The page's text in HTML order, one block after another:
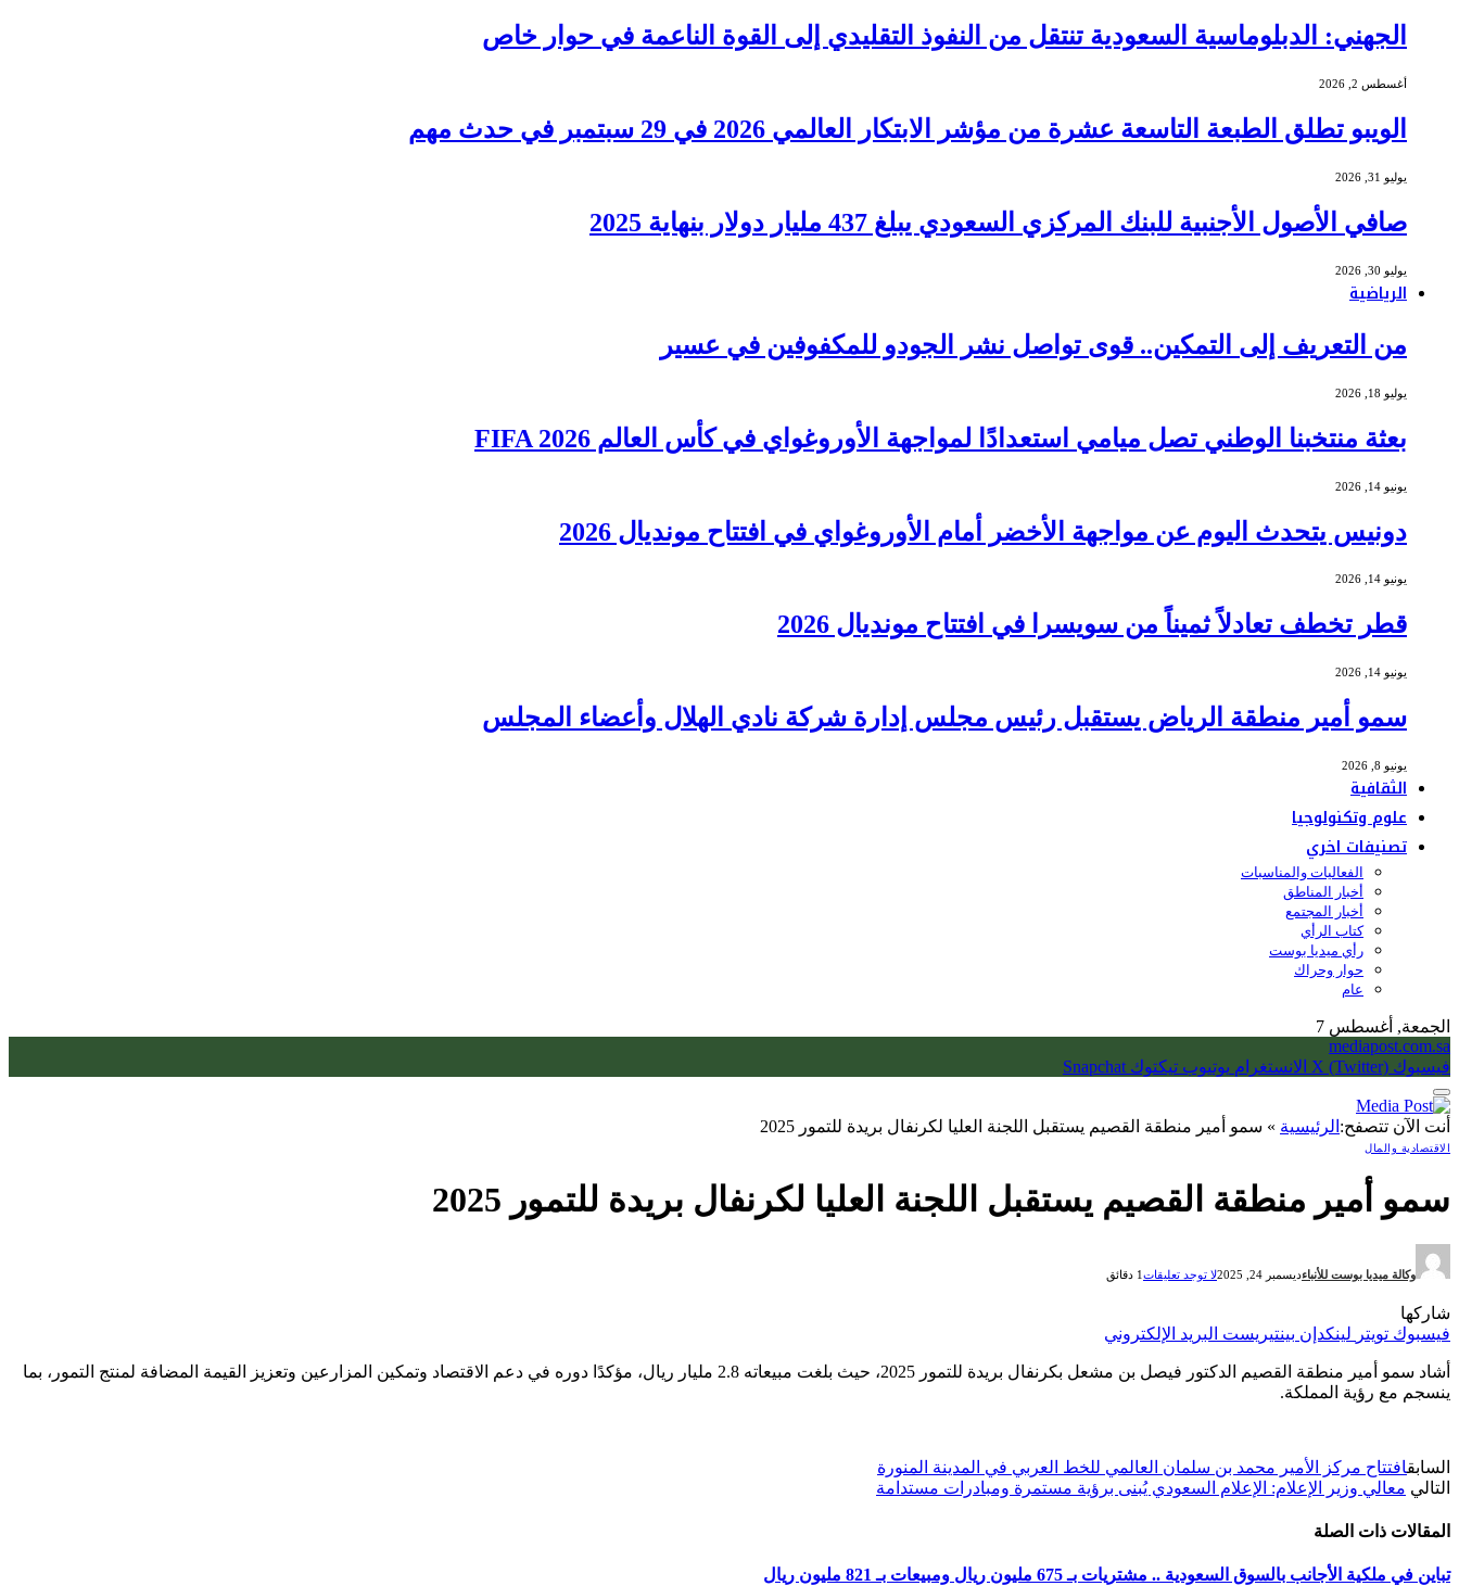
الجهني: الدبلوماسية السعودية تنتقل من النفوذ التقليدي إلى القوة الناعمة في حوار خاص
أغسطس 2, 2026
الويبو تطلق الطبعة التاسعة عشرة من مؤشر الابتكار العالمي 2026 في 29 سبتمبر في حدث مهم
يوليو 31, 2026
صافي الأصول الأجنبية للبنك المركزي السعودي يبلغ 437 مليار دولار بنهاية 2025
يوليو 30, 2026
الرياضية
من التعريف إلى التمكين.. قوى تواصل نشر الجودو للمكفوفين في عسير
يوليو 18, 2026
بعثة منتخبنا الوطني تصل ميامي استعدادًا لمواجهة الأوروغواي في كأس العالم FIFA 2026
يونيو 14, 2026
دونيس يتحدث اليوم عن مواجهة الأخضر أمام الأوروغواي في افتتاح مونديال 2026
يونيو 14, 2026
قطر تخطف تعادلاً ثميناً من سويسرا في افتتاح مونديال 2026
يونيو 14, 2026
سمو أمير منطقة الرياض يستقبل رئيس مجلس إدارة شركة نادي الهلال وأعضاء المجلس
يونيو 8, 2026
الثقافية
علوم وتكنولوجيا
تصنيفات اخري
الفعاليات والمناسبات
أخبار المناطق
أخبار المجتمع
كتاب الرأي
رأي ميديا بوست
حوار وحراك
عام
الجمعة, أغسطس 7
mediapost.com.sa
فيسبوك X (Twitter) الانستغرام يوتيوب تيكتوك Snapchat
أنت الآن تتصفح: الرئيسية » سمو أمير منطقة القصيم يستقبل اللجنة العليا لكرنفال بريدة للتمور 2025
الاقتصادية والمال
سمو أمير منطقة القصيم يستقبل اللجنة العليا لكرنفال بريدة للتمور 2025
وكالة ميديا بوست للأنباءديسمبر 24, 2025 لا توجد تعليقات1 دقائق
شاركها
فيسبوك تويتر لينكدإن بينتيريست البريد الإلكتروني
أشاد سمو أمير منطقة القصيم الدكتور فيصل بن مشعل بكرنفال بريدة للتمور 2025، حيث بلغت مبيعاته 2.8 مليار ريال، مؤكدًا دوره في دعم الاقتصاد وتمكين المزارعين وتعزيز القيمة المضافة لمنتج التمور، بما
ينسجم مع رؤية المملكة.
السابقافتتاح مركز الأمير محمد بن سلمان العالمي للخط العربي في المدينة المنورة
التالي معالي وزير الإعلام: الإعلام السعودي يُبنى برؤية مستمرة ومبادرات مستدامة
المقالات ذات الصلة
تباين في ملكية الأجانب بالسوق السعودية .. مشتريات بـ 675 مليون ريال ومبيعات بـ 821 مليون ريال